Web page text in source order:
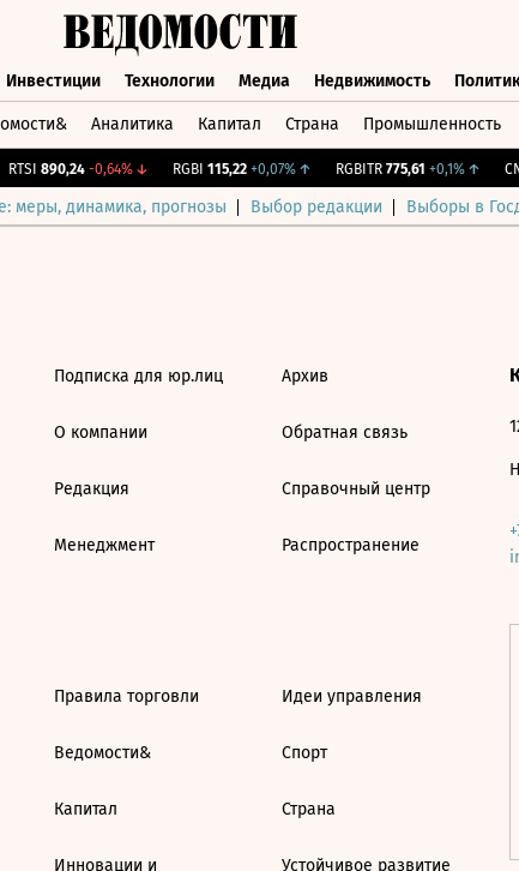
Инвестиции Технологии Медиа Недвижимость
Аналитика Капитал Страна Промышленность
RTSI 890,24 -0,64%↓ RGBI 115,22 +0,07%↑ RGBITR 775,61 +0,1%↑
меры, динамика, прогнозы Выбор редакции Выборы в
Подписка для юр.лиц
О компании
Редакция
Менеджмент
Архив
Обратная связь
Справочный центр
Распространение
Правила торговли
Ведомости&
Капитал
Инновации и
Идеи управления
Спорт
Страна
Устойчивое развитие